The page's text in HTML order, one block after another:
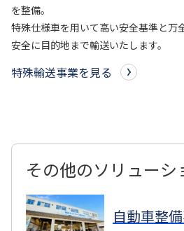
を整備。
特殊仕様車を用いて高い安全基準と万
安全に目的地まで輸送いたします。
特殊輸送事業を見る
その他のソリューシ
自動車整